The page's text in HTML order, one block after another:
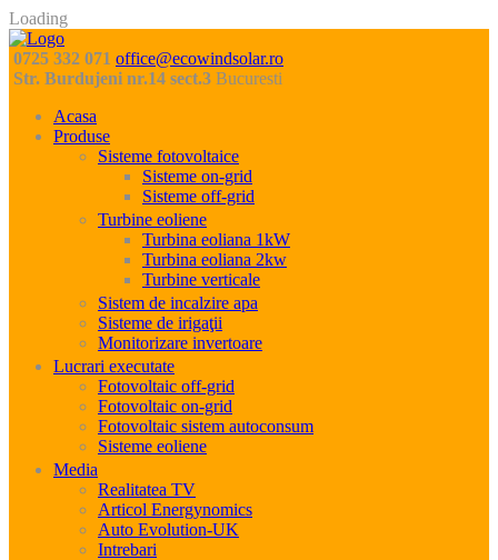
Loading
0725 332 071 office@ecowindsolar.ro
Str. Burdujeni nr.14 sect.3 Bucuresti
Acasa
Produse
Sisteme fotovoltaice
Sisteme on-grid
Sisteme off-grid
Turbine eoliene
Turbina eoliana 1kW
Turbina eoliana 2kw
Turbine verticale
Sistem de incalzire apa
Sisteme de irigaţii
Monitorizare invertoare
Lucrari executate
Fotovoltaic off-grid
Fotovoltaic on-grid
Fotovoltaic sistem autoconsum
Sisteme eoliene
Media
Realitatea TV
Articol Energynomics
Auto Evolution-UK
Intrebari